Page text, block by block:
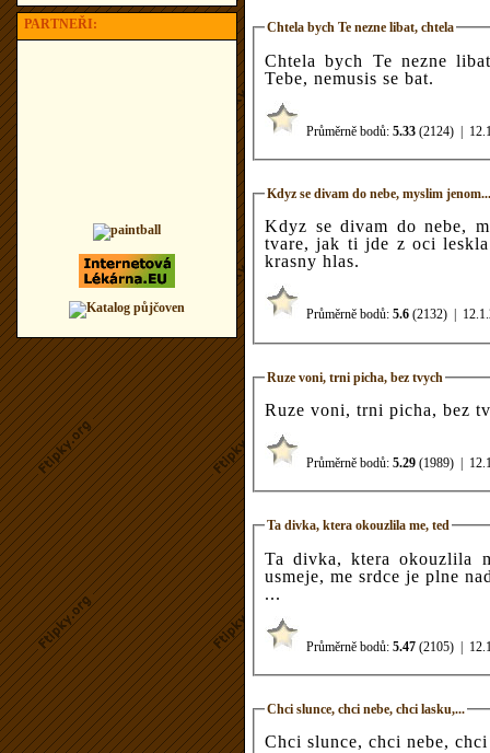
PARTNEŘI: Chtela bych Te nezne libat, chtela
Chtela bych Te nezne
Tebe, nemusis se bat.
Průměrně bodů: 5.33 (2124) |
Kdyz se divam do nebe, myslim jenom...
Kdyz se divam do nebe,
tvare, jak ti jde z oci
krasny hlas.
Průměrně bodů: 5.6 (2132)
Ruze voni, trni picha, bez tvych
Ruze voni, trni picha, bez
Průměrně bodů: 5.29 (1989)
Ta divka, ktera okouzlila me, ted
Ta divka, ktera okouzlila
usmeje, me srdce je plne
...
Průměrně bodů: 5.47 (2105) |
Chci slunce, chci nebe, chci lasku,...
Chci slunce, chci nebe,